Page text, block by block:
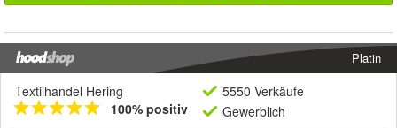
Platin
Textilhandel Hering
100% positiv
5550 Verkäufe
Gewerblich